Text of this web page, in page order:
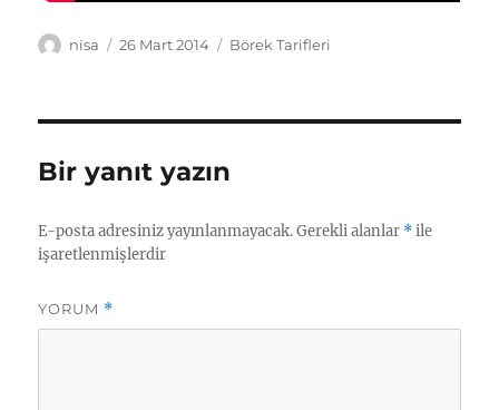
Yazar
nisa
Yayın
26 Mart 2014 Kategoriler
Börek Tarifleri
Bir yanıt yazın
E-posta adresiniz yayınlanmayacak. Gerekli alanlar *ile
işaretlenmişlerdir
YORUM *